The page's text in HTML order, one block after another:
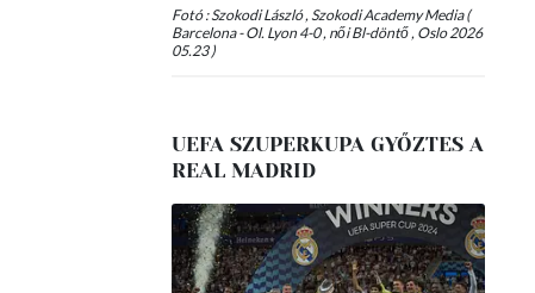
Fotó : Szokodi László , Szokodi Academy Media (
Barcelona - Ol. Lyon 4-0 , női Bl-döntő , Oslo 2026
05.23 )
UEFA SZUPERKUPA GYŐZTES A
REAL MADRID